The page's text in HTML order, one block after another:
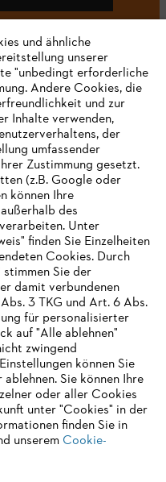
#STIHL
Cookies
NICHT
nicht unterstützen. Für
empfehlen wir Ihnen, zu
und ähnliche
unserer
"unbedingt erforderliche
Andere Cookies, die
und zur
Inhalte verwenden,
der
umfassender
Zustimmung gesetzt.
(z.B. Google oder
können Ihre
des
Unter
finden Sie Einzelheiten
Cookies. Durch
Sie der
damit verbundenen
3 TKG und Art. 6 Abs.
für personalisierter
auf "Alle ablehnen"
zwingend
können Sie
Sie können Ihre
oder aller Cookies
unter "Cookies" in der
finden Sie in
unserem Cookie-